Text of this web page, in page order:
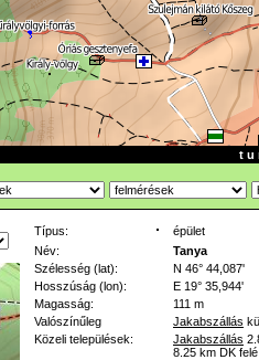
t u
Típus:
épület
Név:
Tanya
Szélesség (lat):
N 46° 44,087'
Hosszúság (lon):
E 19° 35,944'
Magasság:
111 m
Valószínűleg
Jakabszállás
Közeli települések:
Jakabszállás
8.25 km DK felé